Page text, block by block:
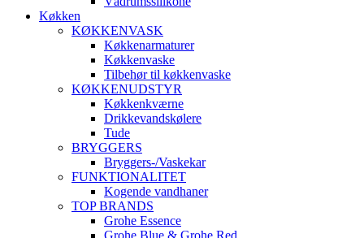
Køkken
KØKKENVASK
Køkkenarmaturer
Køkkenvaske
Tilbehør til køkkenvaske
KØKKENUDSTYR
Køkkenkværne
Drikkevandskølere
Tude
BRYGGERS
Bryggers-/Vaskekar
FUNKTIONALITET
Kogende vandhaner
TOP BRANDS
Grohe Essence
Grohe Blue & Grohe Red